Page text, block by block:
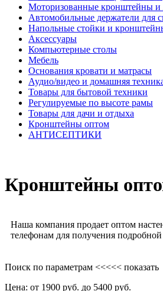
Моторизованные кронштейны
Автомобильные держатели для
Напольные стойки и
Аксессуары
Компьютерные столы
Мебель
Основания кровати и матрасы
Аудио/видео и домашняя
Товары для бытовой техники
Регулируемые по высоте рамы
Товары для дачи и отдыха
Кронштейны оптом
АНТИСЕПТИКИ
Кронштейны
Наша компания продает оптом
телефонам для получения
Поиск по параметрам <<<<< показать
Цена: от 1900 руб. до 5400 руб.